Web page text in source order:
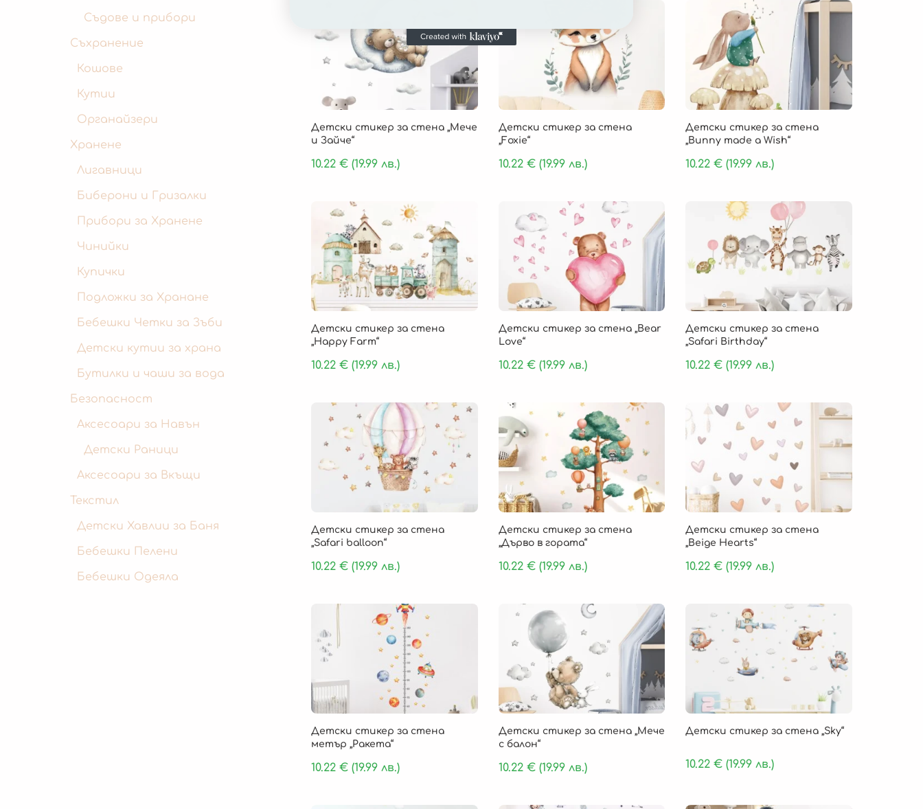
Съдове и прибори
Съхранение
Кошове
Кутии
Органайзери
Хранене
Лигавници
Биберони и Гризалки
Прибори за Хранене
Чинийки
Купички
Подложки за Хранане
Бебешки Четки за Зъби
Детски кутии за храна
Бутилки и чаши за вода
Безопасност
Аксесоари за Навън
Детски Раници
Аксесоари за Вкъщи
Текстил
Детски Хавлии за Баня
Бебешки Пелени
Бебешки Одеяла
Детски стикер за стена „Мече
и Зайче“
10.22 € (19.99 лв.)
Детски стикер за стена
„Foxie“
10.22 €(19.99 лв.)
Детски стикер за стена
„Bunny made a Wish“
10.22€ (19.99 лв.)
Детски стикер за стена
„Happy Farm“
10.22 € (19.99 лв.)
Детски стикер за стена „Bear
Love“
10.22 €(19.99 лв.)
Детски стикер за стена
„Safari Birthday“
10.22€ (19.99 лв.)
Детски стикер за стена
„Safari balloon“
10.22 € (19.99 лв.)
Детски стикер за стена
„Дърво в гората“
10.22 €(19.99 лв.)
Детски стикер за стена
„Beige Hearts“
10.22€ (19.99 лв.)
Детски стикер за стена
метър „Ракета“
10.22 € (19.99 лв.)
Детски стикер за стена „Мече
с балон“
10.22 €(19.99 лв.)
Детски стикер за стена „Sky“
10.22€ (19.99 лв.)